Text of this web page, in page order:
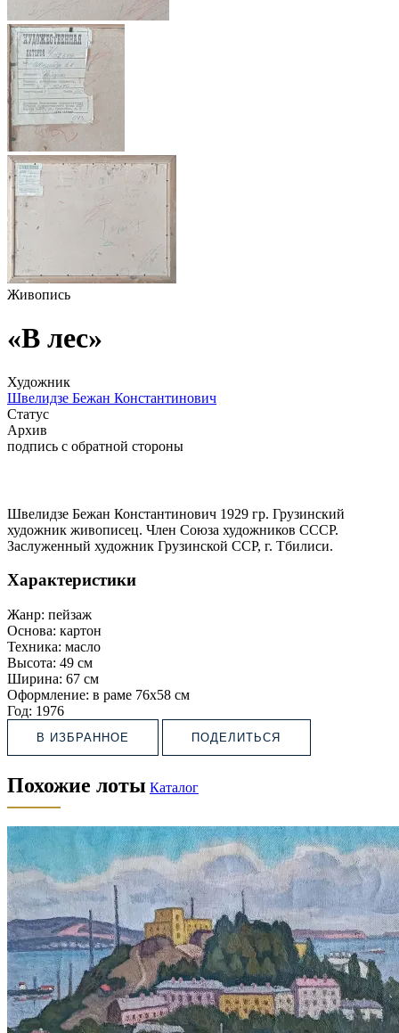
Живопись
«В лес»
Художник
Швелидзе Бежан Константинович
Статус
Архив
подпись с обратной стороны
Швелидзе Бежан Константинович 1929 гр. Грузинский
художник живописец. Член Союза художников СССР.
Заслуженный художник Грузинской ССР, г. Тбилиси.
Характеристики
Жанр: пейзаж
Основа: картон
Техника: масло
Высота: 49 см
Ширина: 67 см
Оформление: в раме 76х58 см
Год: 1976
В ИЗБРАННОЕ ПОДЕЛИТЬСЯ
Похожие лоты Каталог